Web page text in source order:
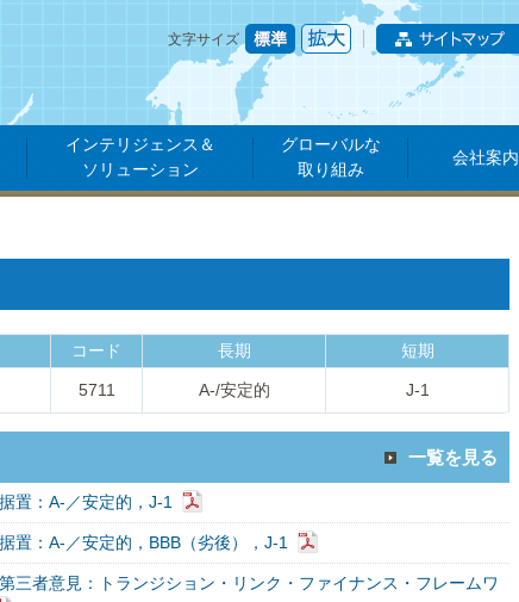
文字サイズ
インテリジェンス＆
ソリューション
グローバルな
取り組み
会社案内
コード 長期 短期
5711 A-/安定的 J-1
一覧を見る
置：A-／安定的，J-1
置：A-／安定的，BBB（劣後），J-1
三者意見：トランジション・リンク・ファイナンス・フレームワ